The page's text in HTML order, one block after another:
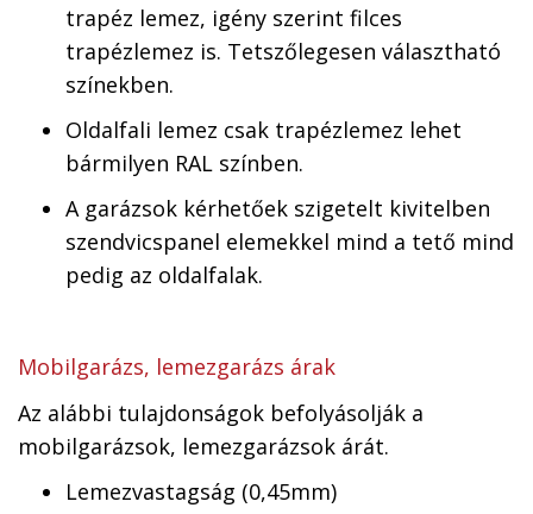
trapéz lemez, igény szerint filces
trapézlemez is. Tetszőlegesen választható
színekben.
Oldalfali lemez csak trapézlemez lehet
bármilyen RAL színben.
A garázsok kérhetőek szigetelt kivitelben
szendvicspanel elemekkel mind a tető mind
pedig az oldalfalak.
Mobilgarázs, lemezgarázs árak
Az alábbi tulajdonságok befolyásolják a
mobilgarázsok, lemezgarázsok árát.
Lemezvastagság (0,45mm)